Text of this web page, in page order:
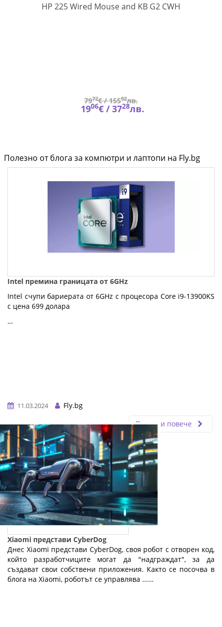
HP 225 Wired Mouse and KB G2 CWH
7972€ /15592лв.
1906€ /3728лв.
Полезно от блога за компютри и лаптопи на Fly.bg
Intel премина границата от 6GHz
Intel счупи бариерата от 6GHz с процесора Core i9-13900KS
с цена 699 долара
…
11.03.2024
Fly.bg
Прочети повече
Xiaomi представи CyberDog
Днес Xiaomi представи CyberDog, своя робот с отворен код,
който разработчиците могат да "надграждат", за да
създават свои собствени приложения. Както се посочва в
блога на Xiaomi, роботът се управлява ...…